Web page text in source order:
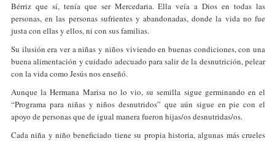
Bérriz que sí, tenía que ser Mercedaria. Ella veía a Dios en todas las
personas, en las personas sufrientes y abandonadas, donde la vida no fue
justa con ellas y ellos, ni con sus familias.
Su ilusión era ver a niñas y niños viviendo en buenas condiciones, con una
buena alimentación y cuidado adecuado para salir de la desnutrición, pelear
con la vida como Jesús nos enseñó.
Aunque la Hermana Marisa no lo vio, su semilla sigue germinando en el
“Programa para niñas y niños desnutridos” que aún sigue en pie con el
apoyo de personas que de igual manera fueron hijas/os desnutridas/os.
Cada niña y niño beneficiado tiene su propia historia, algunas más crueles